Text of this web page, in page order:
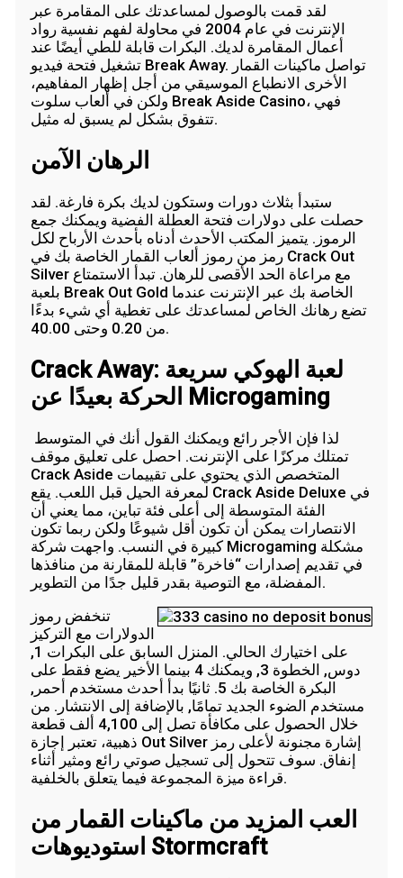
لقد قمت بالوصول لمساعدتك على المقامرة عبر
الإنترنت في عام 2004 في محاولة لفهم نفسية رواد
أعمال المقامرة لديك. البكرات قابلة للطي أيضًا عند
تشغيل فتحة فيديو Break Away. تواصل ماكينات القمار
الأخرى الانطباع الموسيقي من أجل إظهار المفاهيم،
ولكن في ألعاب سلوت Break Aside Casino، فهي
تتفوق بشكل لم يسبق له مثيل.
الرهان الآمن
ستبدأ بثلاث دورات وستكون لديك بكرة فارغة. لقد
حصلت على دولارات فتحة العطلة الفضية ويمكنك جمع
الرموز. يتميز المكتب الأحدث أدناه بأحدث الأرباح لكل
رمز من رموز ألعاب القمار الخاصة بك في Crack Out
Silver مع مراعاة الحد الأقصى للرهان. تبدأ الاستمتاع
بلعبة Break Out Gold الخاصة بك عبر الإنترنت عندما
تضع رهانك الخاص لمساعدتك على تغطية أي شيء بدءًا
من 0.20 وحتى 40.00.
Crack Away: لعبة الهوكي سريعة
الحركة بعيدًا عن Microgaming
لذا فإن الأجر رائع ويمكنك القول أنك في المتوسط ​​
تمتلك مركزًا على الإنترنت. احصل على تعليق موقف
Crack Aside المتخصص الذي يحتوي على تقييمات
لمعرفة الحيل قبل اللعب. يقع Crack Aside Deluxe في
الفئة المتوسطة إلى أعلى فئة تباين، مما يعني أن
الانتصارات يمكن أن تكون أقل شيوعًا ولكن ربما تكون
كبيرة في النسب. واجهت شركة Microgaming مشكلة
في تقديم إصدارات “فاخرة” قابلة للمقارنة من منافذها
المفضلة، مع التوصية بقدر قليل جدًا من التطوير.
تنخفض رموز
الدولارات مع التركيز
على اختيارك الحالي. المنزل السابق على البكرات 1,
دوس, الخطوة 3, ويمكنك 4 بينما الأخير يضع فقط على
البكرة الخاصة بك 5. ثانيًا بدأ أحدث مستخدم أحمر,
مستخدم الضوء الجديد تمامًا, بالإضافة إلى الانتشار. من
خلال الحصول على مكافأة تصل إلى 4,100 ألف قطعة
ذهبية، تعتبر إجازة Out Silver إشارة مجنونة لأعلى رمز
إنفاق. سوف تتحول إلى تسجيل صوتي رائع ومثير أثناء
قراءة ميزة المجموعة فيما يتعلق بالخلفية.
العب المزيد من ماكينات القمار من
استوديوهات Stormcraft